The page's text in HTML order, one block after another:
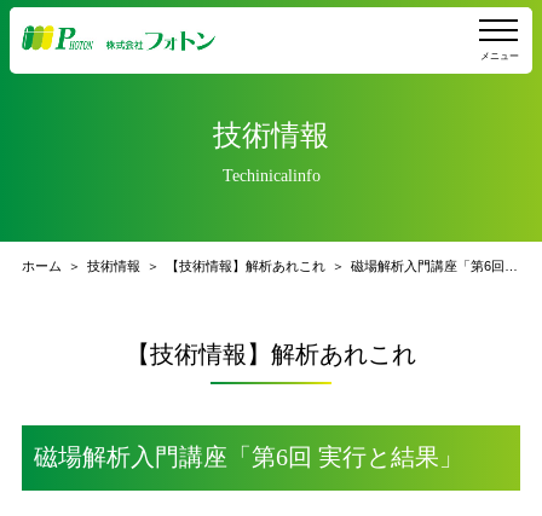
メニュー
技術情報
Techinicalinfo
ホーム 技術情報 【技術情報】解析あれこれ
【技術情報】解析あれこれ
磁場解析入門講座「第6回 実行と結果」